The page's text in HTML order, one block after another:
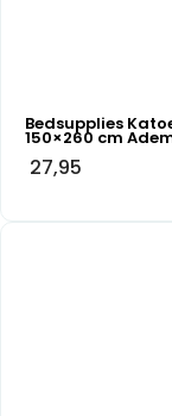
Bedsupplies
150×260 cm
27,95